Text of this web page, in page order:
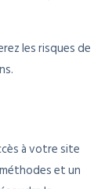
les risques de
à votre site
et un